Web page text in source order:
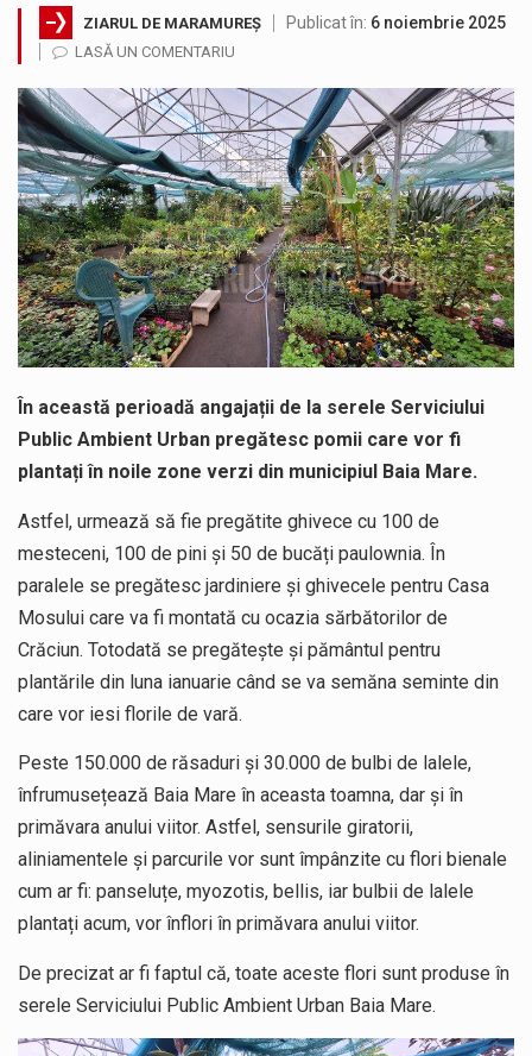
Testarea independentă a sistemului e-Terra, realizată de STS, DNSC și Cyberint, a mai parcurs o rundă de evaluare. Un număr…
Vremea va fi caniculară. Disconfortul termic va fi accentuat, iar indicele temperatură-umezeală (ITU) va depăși pragul critic de 80 de…
COD GALBEN. Interval de valabilitate: 07 august, ora 12.00 – 07 august, ora 23.00 / Fenomene vizate: instabilitate atmosferică, intensificări…
Proiectul de lege privind Strategia națională pentru conservarea biodiversității a fost din nou dezbătut ieri și în final adoptat de…
Pe scurt. Statuia lui PINTEA VITEAZU din fața Jandarmeriei Maramures a ajuns să fie zilele acestea mărul discordiei între administrații.…
Noile statii de călători, achizitionate la preț de garsonieră per bucată, dezamăgesc total cetățenii care folosesc mijloacele de transport în…
ZIARUL DE MARAMUREȘ Publicat în: 6 noiembrie 2025
LASĂ UN COMENTARIU
În această perioadă angajații de la serele Serviciului
Public Ambient Urban pregătesc pomii care vor fi
plantați în noile zone verzi din municipiul Baia Mare.
Astfel, urmează să fie pregătite ghivece cu 100 de
mesteceni, 100 de pini și 50 de bucăți paulownia. În
paralele se pregătesc jardiniere și ghivecele pentru Casa
Mosului care va fi montată cu ocazia sărbătorilor de
Crăciun. Totodată se pregătește și pământul pentru
plantările din luna ianuarie când se va semăna seminte din
care vor iesi florile de vară.
Peste 150.000 de răsaduri și 30.000 de bulbi de lalele,
înfrumusețează Baia Mare în aceasta toamna, dar și în
primăvara anului viitor. Astfel, sensurile giratorii,
aliniamentele și parcurile vor sunt împânzite cu flori bienale
cum ar fi: panseluțe, myozotis, bellis, iar bulbii de lalele
plantați acum, vor înflori în primăvara anului viitor.
De precizat ar fi faptul că, toate aceste flori sunt produse în
serele Serviciului Public Ambient Urban Baia Mare.